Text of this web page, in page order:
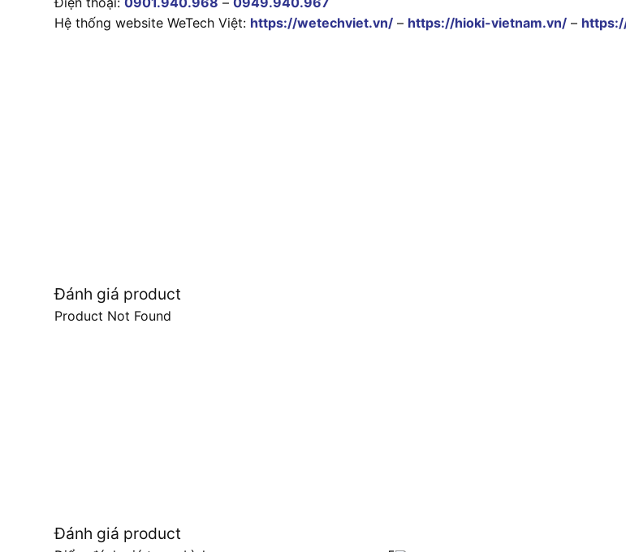
Hệ thống website WeTech Việt: https://wetechviet.vn/ – https://hioki-vietnam.vn/ –
Đánh giá product
Product Not Found
Đánh giá product